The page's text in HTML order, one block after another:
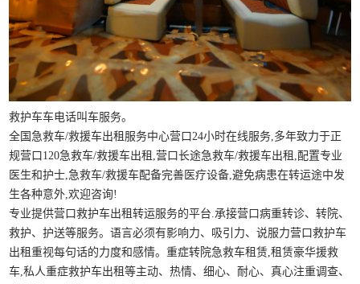
救护车车电话叫车服务。
全国急救车/救援车出租服务中心营口24小时在线服务,多年致力于正
规营口120急救车/救援车出租,营口长途急救车/救援车出租,配置专业
医生和护士,急救车/救援车配备完善医疗设备,避免病患在转运途中发
生各种意外,欢迎咨询!
专业提供营口救护车出租转运服务的平台.承接营口病重转诊、转院、
救护、护送等服务。语言必须有影响力、吸引力、说服力营口救护车
出租重视每句话的力度和感情。重症转院急救车租赁,租赁豪华援救
车,私人重症救护车出租等主动、热情、细心、耐心、真心注重调查、